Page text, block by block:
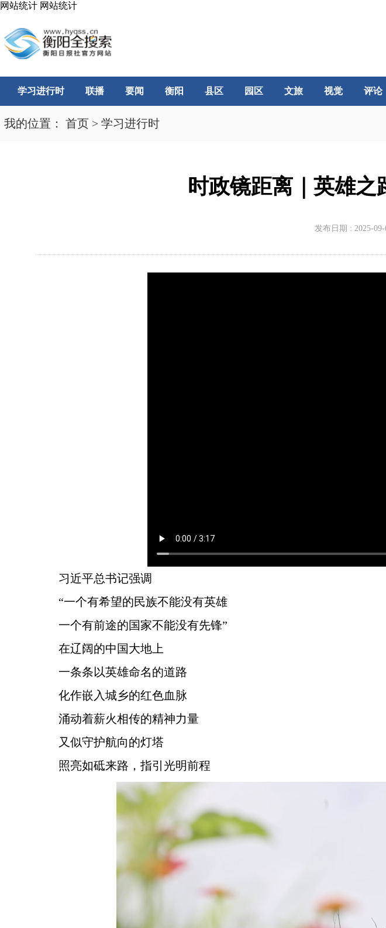
网站统计 网站统计
学习进行时 联播 要闻 衡阳 县区 园区 文旅 视觉 评论
我的位置： 首页 > 学习进行时
时政镜距离｜英雄
发布日期 : 2025-09-
习近平总书记强调
“一个有希望的民族不能没有英雄
一个有前途的国家不能没有先锋”
在辽阔的中国大地上
一条条以英雄命名的道路
化作嵌入城乡的红色血脉
涌动着薪火相传的精神力量
又似守护航向的灯塔
照亮如砥来路，指引光明前程